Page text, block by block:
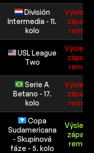
División
Intermedia - 11.
kolo
zápasu:
remíza
USL League
Two
zápasu:
remíza
Serie A
Betano - 17.
kolo
zápasu:
remíza
Copa
Sudamericana
- Skupinová
fáze - 5. kolo
zápasu:
remíza